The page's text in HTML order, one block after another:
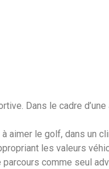
Dans le cadre
aimer le golf, dans un
les valeurs
comme seul